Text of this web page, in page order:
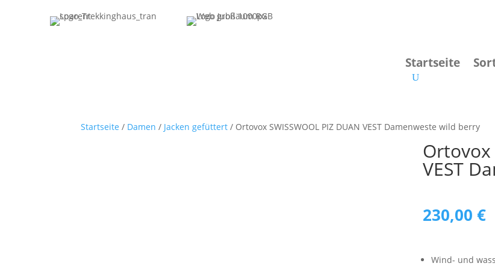
Startseite
Startseite / Damen / Jacken gefüttert / Ortovox SWISSWOOL PIZ DUAN VEST Damenweste wild berry
Ortovox
VEST
230,00 €
Wind- und